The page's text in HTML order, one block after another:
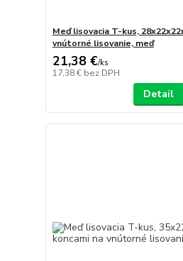
Meď lisovacia T-kus,
vnútorné lisovanie, meď
21,38 €/ks
17,38 € bez DPH
Detail